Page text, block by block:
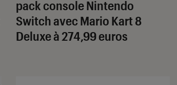
pack console Nintendo
Switch avec Mario Kart 8
Deluxe à 274,99 euros